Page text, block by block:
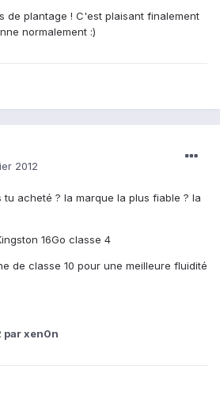
de plantage ! C'est plaisant finalement
normalement :)
2012
tu acheté ? la marque la plus fiable ? la
16Go classe 4
de classe 10 pour une meilleure fluidité
par xen0n